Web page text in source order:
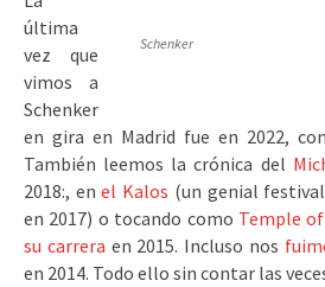
Schenker
última
vez que
vimos a
Schenker
en gira en Madrid fue en 2022,
También leemos la crónica del
2018:, enel Kalos (un genial
en 2017) o tocando como Temple
su carrera en 2015. Incluso nos
en 2014. Todo ello sin contar las